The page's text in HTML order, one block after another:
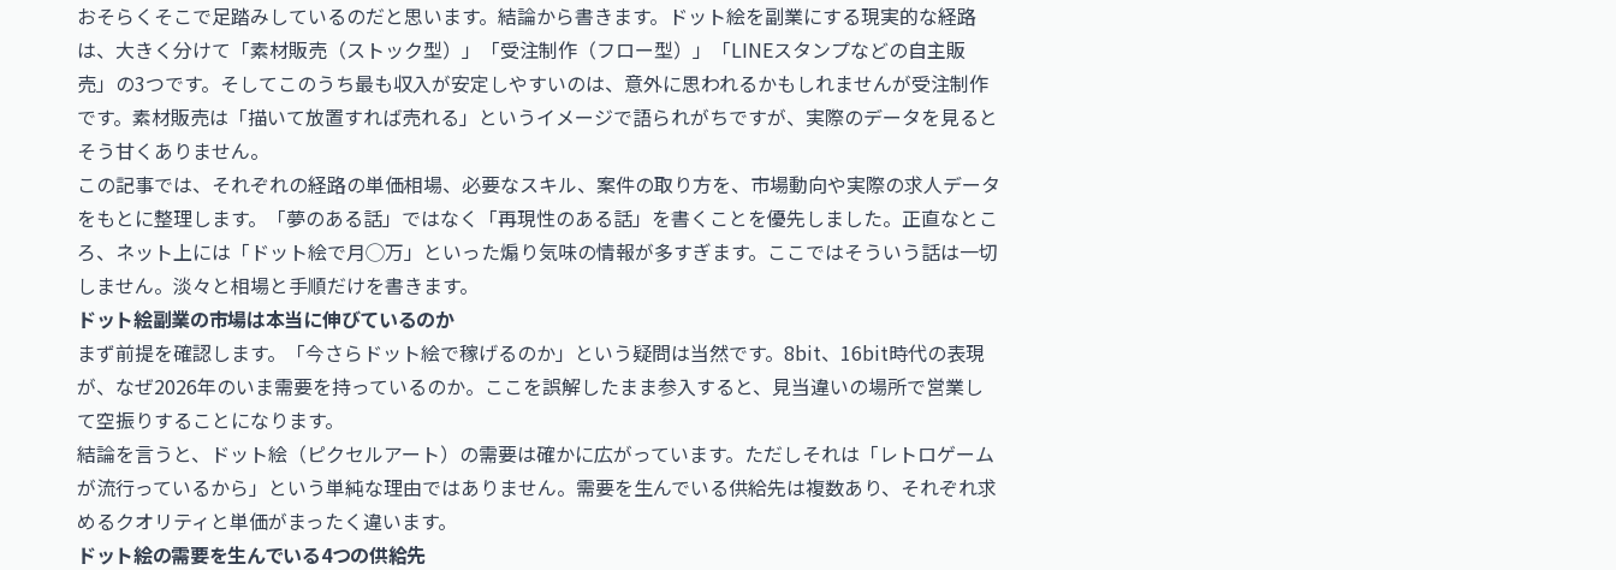
おそらくそこで足踏みしているのだと思います。結論から書きます。ドット絵を副業にする現実的な経路
は、大きく分けて「素材販売（ストック型）」「受注制作（フロー型）」「LINEスタンプなどの自主販
売」の3つです。そしてこのうち最も収入が安定しやすいのは、意外に思われるかもしれませんが受注制作
です。素材販売は「描いて放置すれば売れる」というイメージで語られがちですが、実際のデータを見ると
そう甘くありません。
この記事では、それぞれの経路の単価相場、必要なスキル、案件の取り方を、市場動向や実際の求人データ
をもとに整理します。「夢のある話」ではなく「再現性のある話」を書くことを優先しました。正直なとこ
ろ、ネット上には「ドット絵で月◯万」といった煽り気味の情報が多すぎます。ここではそういう話は一切
しません。淡々と相場と手順だけを書きます。
ドット絵副業の市場は本当に伸びているのか
まず前提を確認します。「今さらドット絵で稼げるのか」という疑問は当然です。8bit、16bit時代の表現
が、なぜ2026年のいま需要を持っているのか。ここを誤解したまま参入すると、見当違いの場所で営業し
て空振りすることになります。
結論を言うと、ドット絵（ピクセルアート）の需要は確かに広がっています。ただしそれは「レトロゲーム
が流行っているから」という単純な理由ではありません。需要を生んでいる供給先は複数あり、それぞれ求
めるクオリティと単価がまったく違います。
ドット絵の需要を生んでいる4つの供給先